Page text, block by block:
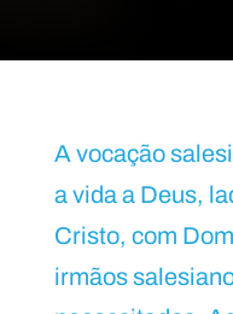
A vocação
a vida a Deus,
Cristo, com
irmãos
A
L
A
C
N
L